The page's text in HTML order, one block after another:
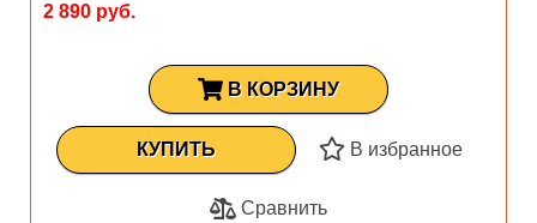
2 890 руб.
В КОРЗИНУ
КУПИТЬ В избранное
Сравнить